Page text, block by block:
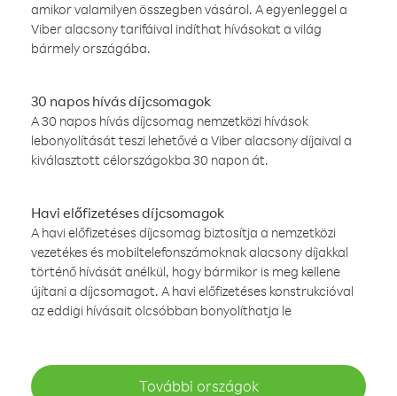
amikor valamilyen összegben vásárol. A egyenleggel a
Viber alacsony tarifáival indíthat hívásokat a világ
bármely országába.
30 napos hívás díjcsomagok
A 30 napos hívás díjcsomag nemzetközi hívások
lebonyolítását teszi lehetővé a Viber alacsony díjaival a
kiválasztott célországokba 30 napon át.
Havi előfizetéses díjcsomagok
A havi előfizetéses díjcsomag biztosítja a nemzetközi
vezetékes és mobiltelefonszámoknak alacsony díjakkal
történő hívását anélkül, hogy bármikor is meg kellene
újítani a díjcsomagot. A havi előfizetéses konstrukcióval
az eddigi hívásait olcsóbban bonyolíthatja le
További országok